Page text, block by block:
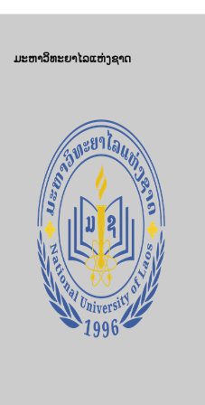
ມະຫາວິທະຍາໄລແຫ່ງຊາດ